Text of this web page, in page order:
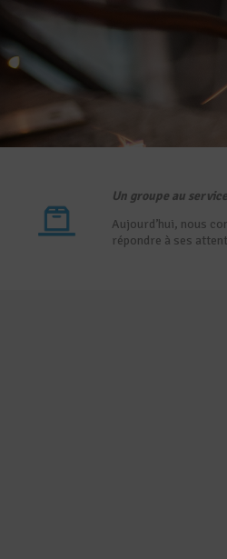
Un groupe au
Aujourd’hui, nous
répondre à ses